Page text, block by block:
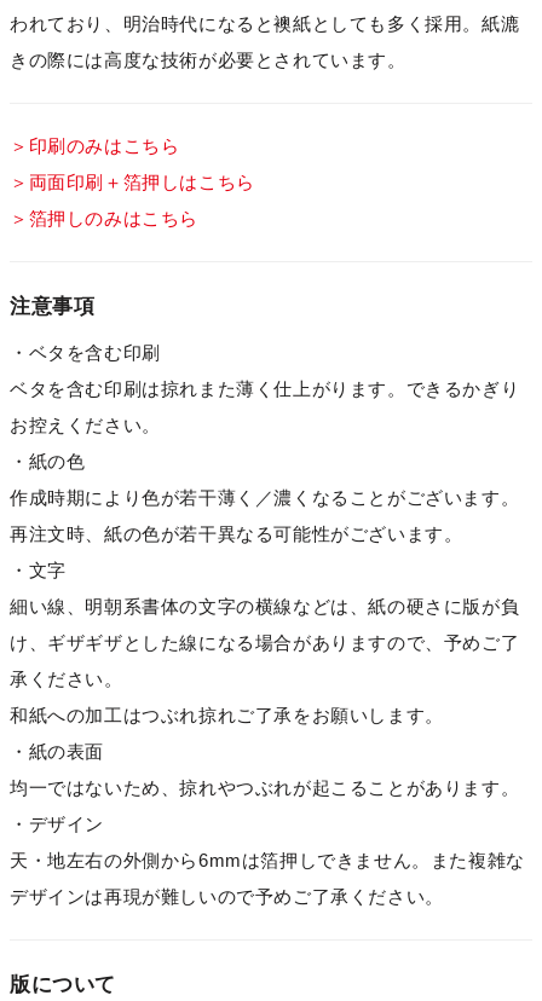
われており、明治時代になると襖紙としても多く採用。紙漉
きの際には高度な技術が必要とされています。
＞印刷のみはこちら
＞両面印刷＋箔押しはこちら
＞箔押しのみはこちら
注意事項
・ベタを含む印刷
ベタを含む印刷は掠れまた薄く仕上がります。できるかぎり
お控えください。
・紙の色
作成時期により色が若干薄く／濃くなることがございます。
再注文時、紙の色が若干異なる可能性がございます。
・文字
細い線、明朝系書体の文字の横線などは、紙の硬さに版が負
け、ギザギザとした線になる場合がありますので、予めご了
承ください。
和紙への加工はつぶれ掠れご了承をお願いします。
・紙の表面
均一ではないため、掠れやつぶれが起こることがあります。
・デザイン
天・地左右の外側から6mmは箔押しできません。また複雑な
デザインは再現が難しいので予めご了承ください。
版について